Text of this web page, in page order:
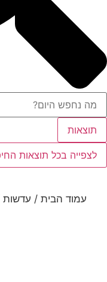
תוצאות
לצפייה בכל תוצאות
עמוד הבית / עדשות